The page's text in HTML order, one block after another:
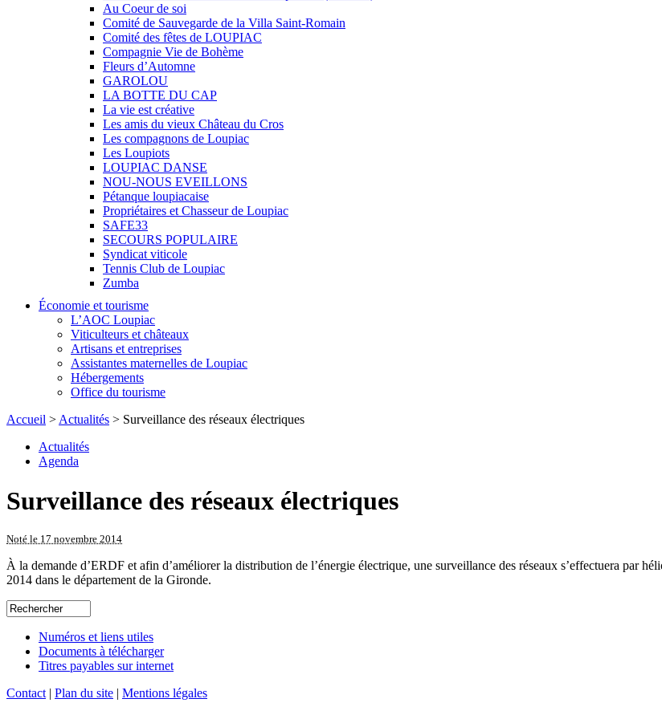
Au Coeur de soi
Comité de Sauvegarde de la Villa Saint-Romain
Comité des fêtes de LOUPIAC
Compagnie Vie de Bohème
Fleurs d’Automne
GAROLOU
LA BOTTE DU CAP
La vie est créative
Les amis du vieux Château du Cros
Les compagnons de Loupiac
Les Loupiots
LOUPIAC DANSE
NOU-NOUS EVEILLONS
Pétanque loupiacaise
Propriétaires et Chasseur de Loupiac
SAFE33
SECOURS POPULAIRE
Syndicat viticole
Tennis Club de Loupiac
Zumba
Économie et tourisme
L’AOC Loupiac
Viticulteurs et châteaux
Artisans et entreprises
Assistantes maternelles de Loupiac
Hébergements
Office du tourisme
Accueil > Actualités > Surveillance des réseaux électriques
Actualités
Agenda
Surveillance des réseaux électriques
Noté le 17 novembre 2014
À la demande d’ERDF et afin d’améliorer la distribution de l’énergie électrique, une surveillance des réseaux s’effectuera par
2014 dans le département de la Gironde.
Numéros et liens utiles
Documents à télécharger
Titres payables sur internet
Contact | Plan du site | Mentions légales